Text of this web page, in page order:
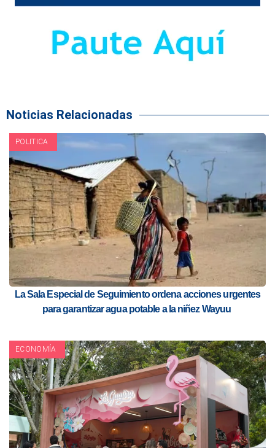
Noticias Relacionadas
POLITICA
La Sala Especial de Seguimiento ordena acciones urgentes
para garantizar agua potable a la niñez Wayuu
ECONOMÍA